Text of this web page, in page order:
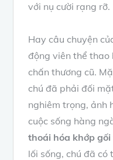
với nụ cười rạng rỡ.
Hay câu chuyện
động viên thể thao
chấn thương cũ.
chú đã phải đối
nghiêm trọng, ảnh
cuộc sống hàng
thoái hóa khớp gối
lối sống, chú đã